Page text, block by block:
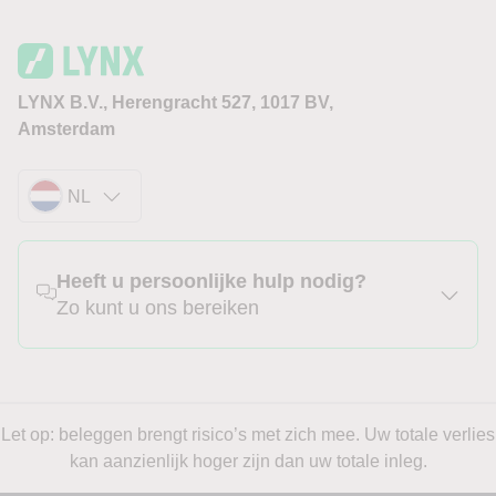
LYNX B.V., Herengracht 527, 1017 BV,
Amsterdam
NL
Heeft u persoonlijke hulp nodig?
Zo kunt u ons bereiken
Let op: beleggen brengt risico’s met zich mee. Uw totale verlies
kan aanzienlijk hoger zijn dan uw totale inleg.